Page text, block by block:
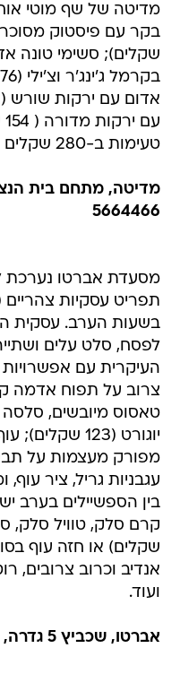
מדיטה של שף מוטי
שקלים); סשימי טונה
טעימות ב-280 שקלים לסועד.
5664466
מסעדת אברטו נערכת
בשעות הערב. עסקית
לפסח, סלט עלים
העיקרית עם אפשרויות
צרוב על תפוח אדמה
טאסוס מיובשים, סלסה
יוגורט (123
מפורק מעצמות על
בין הספשיילים בערב
שקלים) או חזה עוף
ועוד.
אברטו, שכביץ 5 גדרה, 08-6680066